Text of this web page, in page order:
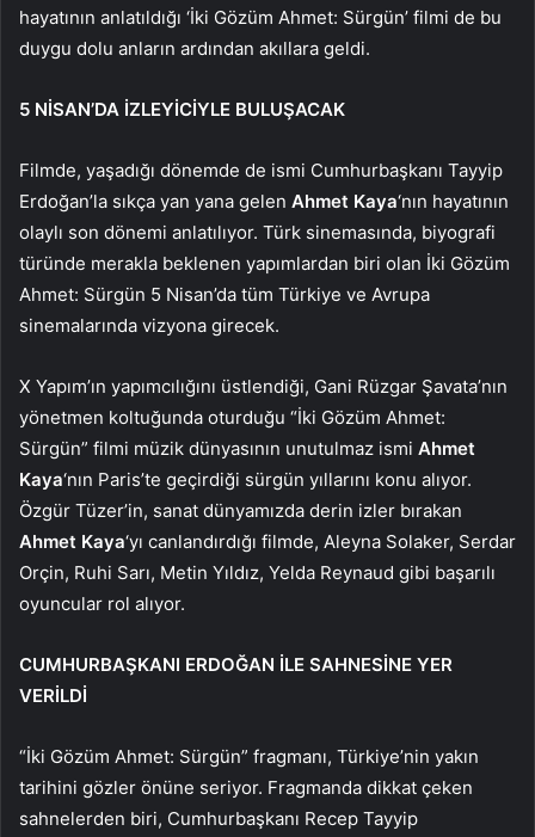
hayatının anlatıldığı ‘İki Gözüm Ahmet: Sürgün’ filmi de bu
duygu dolu anların ardından akıllara geldi.
5 NİSAN’DA İZLEYİCİYLE BULUŞACAK
Filmde, yaşadığı dönemde de ismi Cumhurbaşkanı Tayyip
Erdoğan’la sıkça yan yana gelen Ahmet Kaya‘nın hayatının
olaylı son dönemi anlatılıyor. Türk sinemasında, biyografi
türünde merakla beklenen yapımlardan biri olan İki Gözüm
Ahmet: Sürgün 5 Nisan’da tüm Türkiye ve Avrupa
sinemalarında vizyona girecek.
X Yapım’ın yapımcılığını üstlendiği, Gani Rüzgar Şavata’nın
yönetmen koltuğunda oturduğu “İki Gözüm Ahmet:
Sürgün” filmi müzik dünyasının unutulmaz ismi Ahmet
Kaya‘nın Paris’te geçirdiği sürgün yıllarını konu alıyor.
Özgür Tüzer’in, sanat dünyamızda derin izler bırakan
Ahmet Kaya‘yı canlandırdığı filmde, Aleyna Solaker, Serdar
Orçin, Ruhi Sarı, Metin Yıldız, Yelda Reynaud gibi başarılı
oyuncular rol alıyor.
CUMHURBAŞKANI ERDOĞAN İLE SAHNESİNE YER
VERİLDİ
“İki Gözüm Ahmet: Sürgün” fragmanı, Türkiye’nin yakın
tarihini gözler önüne seriyor. Fragmanda dikkat çeken
sahnelerden biri, Cumhurbaşkanı Recep Tayyip